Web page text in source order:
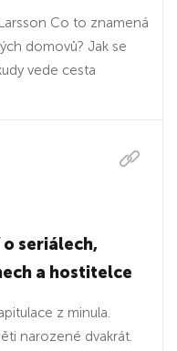
Co to znamená
domovů? Jak se
vede cesta
seriálech,
a hostitelce
z minula.
narozené dvakrát.